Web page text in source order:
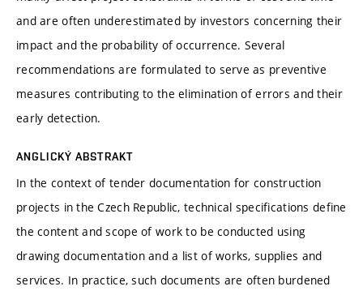
and are often underestimated by investors concerning their
impact and the probability of occurrence. Several
recommendations are formulated to serve as preventive
measures contributing to the elimination of errors and their
early detection.
ANGLICKÝ ABSTRAKT
In the context of tender documentation for construction
projects in the Czech Republic, technical specifications define
the content and scope of work to be conducted using
drawing documentation and a list of works, supplies and
services. In practice, such documents are often burdened